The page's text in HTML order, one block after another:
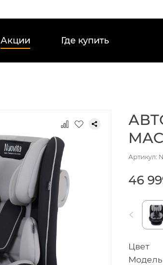
Акции Где купить
Артикул:
46
Цвет
Модель